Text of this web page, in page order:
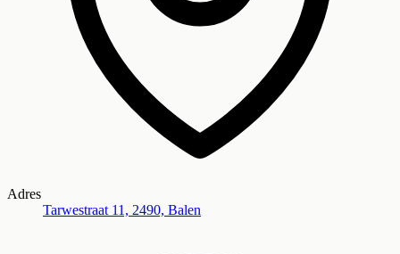
Adres
Tarwestraat 11, 2490, Balen